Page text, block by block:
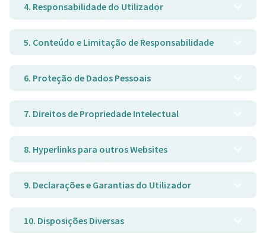
4. Responsabilidade do Utilizador
5. Conteúdo e Limitação de Responsabilidade
6. Proteção de Dados Pessoais
7. Direitos de Propriedade Intelectual
8. Hyperlinks para outros Websites
9. Declarações e Garantias do Utilizador
10. Disposições Diversas